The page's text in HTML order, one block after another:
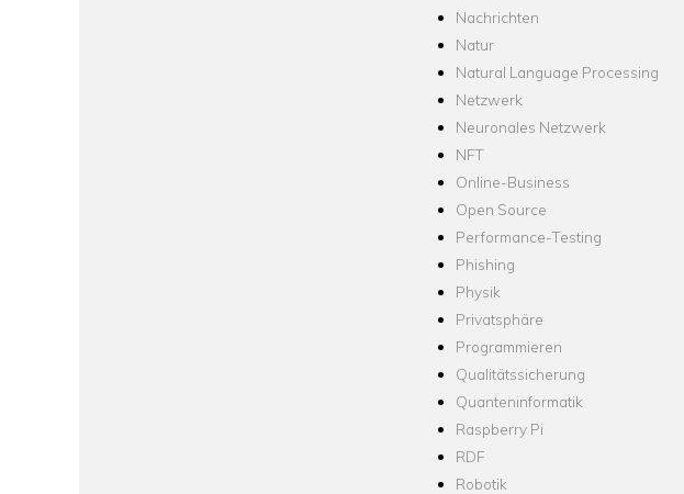
Nachrichten
Natur
Natural Language Processing
Netzwerk
Neuronales Netzwerk
NFT
Online-Business
Open Source
Performance-Testing
Phishing
Physik
Privatsphäre
Programmieren
Qualitätssicherung
Quanteninformatik
Raspberry Pi
RDF
Robotik